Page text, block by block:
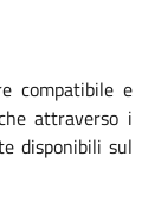
compatibile e
attraverso i
disponibili sul